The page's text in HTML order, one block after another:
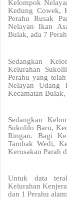
Kelompok
Kedung Cowek,
Perahu Rusak
Nelayan Ikan
Bulak, ada 7
Sedangkan
Kelurahan
Perahu yang
Nelayan Udang
Kecamatan
Sedangkan
Sukolilo Baru,
Ringan. Bagi
Tambak Wedi,
Kerusakan Parah
Untuk data
Kelurahan
dan 1 Perahu